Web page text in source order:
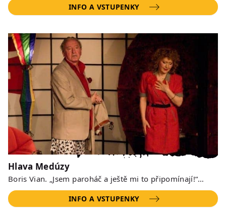
INFO A VSTUPENKY
Hlava Medúzy
Boris Vian. „Jsem paroháč a ještě mi to připomínají!“…
INFO A VSTUPENKY